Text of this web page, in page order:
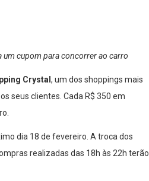
um cupom para concorrer ao carro
Crystal, um dos shoppings mais
seus clientes. Cada R$ 350 em
dia 18 de fevereiro. A troca dos
realizadas das 18h às 22h terão